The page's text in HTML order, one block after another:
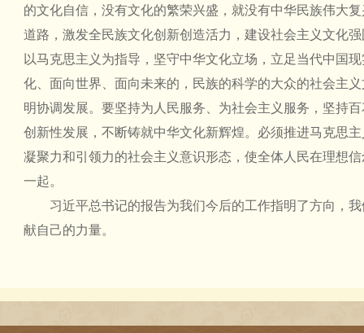
的文化自信，没有文化的繁荣兴盛，就没有中华民族伟大
道路，激发全民族文化创新创造活力，建设社会主义文化
以马克思主义为指导，坚守中华文化立场，立足当代中国
化、面向世界、面向未来的，民族的科学的大众的社会主
明协调发展。要坚持为人民服务、为社会主义服务，坚持
创新性发展，不断铸就中华文化新辉煌。必须推进马克思
凝聚力和引领力的社会主义意识形态，使全体人民在理想
一起。
习近平总书记的报告为我们今后的工作指明了方向，我
献自己的力量。